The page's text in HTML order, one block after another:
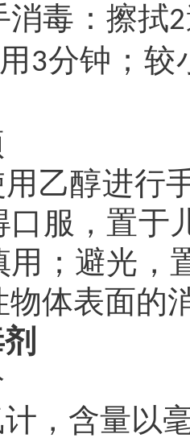
消毒：擦拭2
3分钟；较
乙醇进行
口服，置于
用；避光，
物体表面的
，含量以